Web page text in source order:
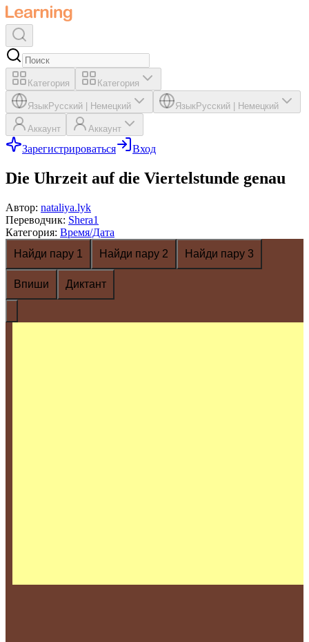
Категория Категория
ЯзыкРусский Немецкий ЯзыкРусский Немецкий
Аккаунт Аккаунт
Зарегистрироваться Вход
Die Uhrzeit auf die Viertelstunde genau
Автор: nataliya.lyk
Переводчик: Shera1
Категория: Время/Дата
Найди пару 1
Найди пару 2 Найди пару 3
Впиши Диктант